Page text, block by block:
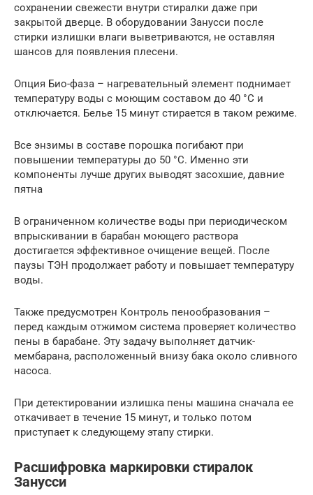
сохранении свежести внутри стиралки даже при
закрытой дверце. В оборудовании Занусси после
стирки излишки влаги выветриваются, не оставляя
шансов для появления плесени.
Опция Био-фаза – нагревательный элемент поднимает
температуру воды с моющим составом до 40 °C и
отключается. Белье 15 минут стирается в таком режиме.
Все энзимы в составе порошка погибают при
повышении температуры до 50 °C. Именно эти
компоненты лучше других выводят засохшие, давние
пятна
В ограниченном количестве воды при периодическом
впрыскивании в барабан моющего раствора
достигается эффективное очищение вещей. После
паузы ТЭН продолжает работу и повышает температуру
воды.
Также предусмотрен Контроль пенообразования –
перед каждым отжимом система проверяет количество
пены в барабане. Эту задачу выполняет датчик-
мембарана, расположенный внизу бака около сливного
насоса.
При детектировании излишка пены машина сначала ее
откачивает в течение 15 минут, и только потом
приступает к следующему этапу стирки.
Расшифровка маркировки стиралок
Занусси